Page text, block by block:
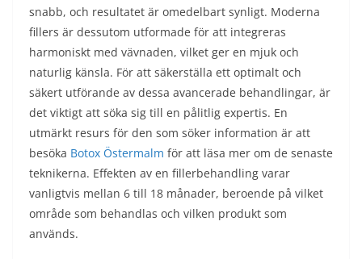
snabb, och resultatet är omedelbart synligt. Moderna
fillers är dessutom utformade för att integreras
harmoniskt med vävnaden, vilket ger en mjuk och
naturlig känsla. För att säkerställa ett optimalt och
säkert utförande av dessa avancerade behandlingar, är
det viktigt att söka sig till en pålitlig expertis. En
utmärkt resurs för den som söker information är att
besöka Botox Östermalm för att läsa mer om de senaste
teknikerna. Effekten av en fillerbehandling varar
vanligtvis mellan 6 till 18 månader, beroende på vilket
område som behandlas och vilken produkt som
används.